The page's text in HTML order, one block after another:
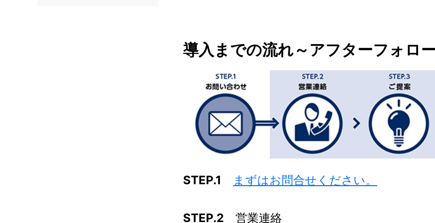
導入までの流れ～アフターフォロ
STEP.1 まずはお問合せください。
STEP.2 営業連絡